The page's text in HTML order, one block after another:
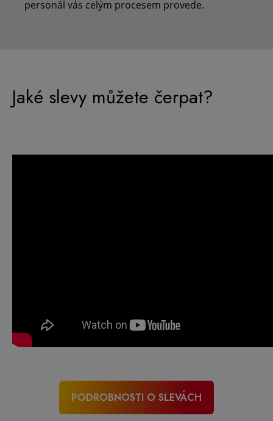
personál vás celým procesem provede.
Jaké slevy můžete čerpat?
PODROBNOSTI O SLEVÁCH